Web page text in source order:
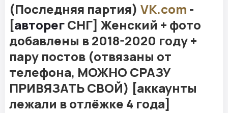
(Последняя партия) VK.com -
[авторегСНГ] Женский + фото
добавлены в 2018-2020 году +
пару постов (отвязаны от
телефона, МОЖНО СРАЗУ
ПРИВЯЗАТЬ СВОЙ) [аккаунты
лежали в отлёжке 4 года]